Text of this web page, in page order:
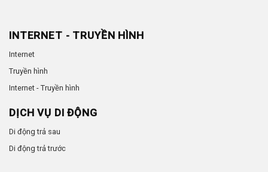
INTERNET - TRUYỀN HÌNH
Internet
Truyền hình
Internet - Truyền hình
DỊCH VỤ DI ĐỘNG
Di động trả sau
Di động trả trước